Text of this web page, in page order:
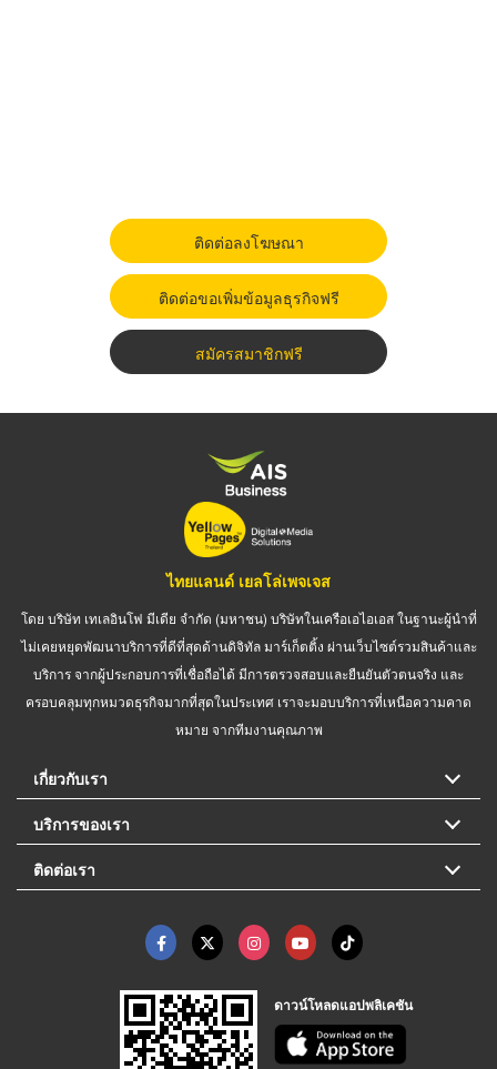
ติดต่อลงโฆษณา
ติดต่อขอเพิ่มข้อมูลธุรกิจฟรี
สมัครสมาชิกฟรี
ไทยแลนด์ เยลโล่เพจเจส
โดย บริษัท เทเลอินโฟ มีเดีย จำกัด (มหาชน) บริษัทในเครือเอไอเอส ในฐานะผู้นำที่
ไม่เคยหยุดพัฒนาบริการที่ดีที่สุดด้านดิจิทัล มาร์เก็ตติ้ง ผ่านเว็บไซต์รวมสินค้าและ
บริการ จากผู้ประกอบการที่เชื่อถือได้ มีการตรวจสอบและยืนยันตัวตนจริง และ
ครอบคลุมทุกหมวดธุรกิจมากที่สุดในประเทศ เราจะมอบบริการที่เหนือความคาด
หมาย จากทีมงานคุณภาพ
เกี่ยวกับเรา
บริการของเรา
ติดต่อเรา
ดาวน์โหลดแอปพลิเคชัน